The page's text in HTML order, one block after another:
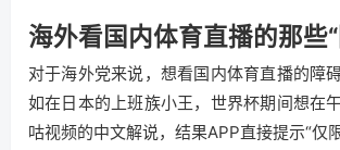
海外看国内体育直播的那些
对于海外党来说，想看国内体育直播的障
如在日本的上班族小王，世界杯期间想在
咕视频的中文解说，结果APP直接提示“仅